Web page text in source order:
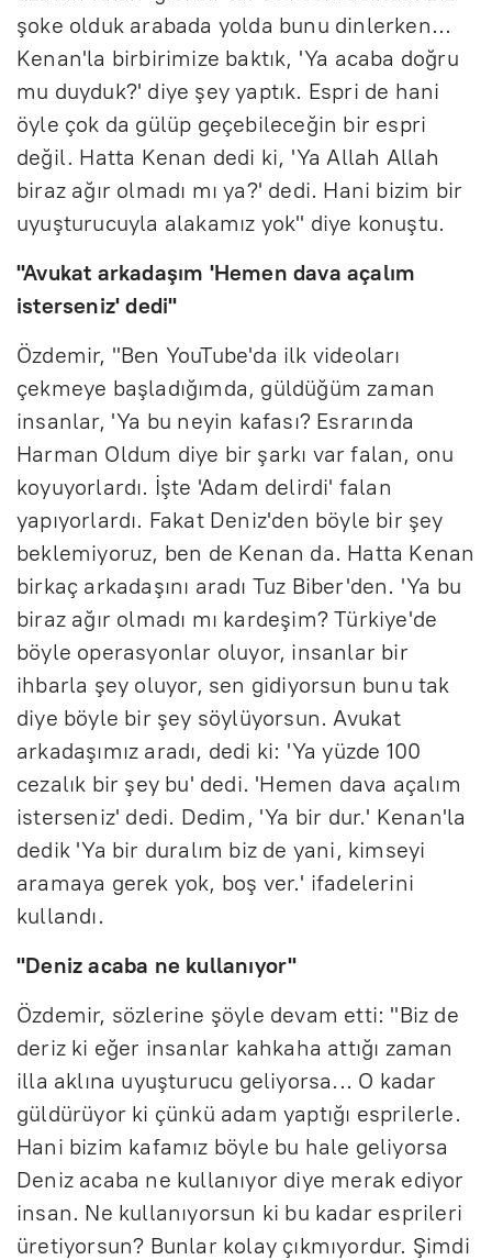
şoke olduk arabada yolda bunu dinlerken...
Kenan'la birbirimize baktık, 'Ya acaba doğru
mu duyduk?' diye şey yaptık. Espri de hani
öyle çok da gülüp geçebileceğin bir espri
değil. Hatta Kenan dedi ki, 'Ya Allah Allah
biraz ağır olmadı mı ya?' dedi. Hani bizim bir
uyuşturucuyla alakamız yok" diye konuştu.
"Avukat arkadaşım 'Hemen dava açalım
isterseniz' dedi"
Özdemir, "Ben YouTube'da ilk videoları
çekmeye başladığımda, güldüğüm zaman
insanlar, 'Ya bu neyin kafası? Esrarında
Harman Oldum diye bir şarkı var falan, onu
koyuyorlardı. İşte 'Adam delirdi' falan
yapıyorlardı. Fakat Deniz'den böyle bir şey
beklemiyoruz, ben de Kenan da. Hatta Kenan
birkaç arkadaşını aradı Tuz Biber'den. 'Ya bu
biraz ağır olmadı mı kardeşim? Türkiye'de
böyle operasyonlar oluyor, insanlar bir
ihbarla şey oluyor, sen gidiyorsun bunu tak
diye böyle bir şey söylüyorsun. Avukat
arkadaşımız aradı, dedi ki: 'Ya yüzde 100
cezalık bir şey bu' dedi. 'Hemen dava açalım
isterseniz' dedi. Dedim, 'Ya bir dur.' Kenan'la
dedik 'Ya bir duralım biz de yani, kimseyi
aramaya gerek yok, boş ver.' ifadelerini
kullandı.
"Deniz acaba ne kullanıyor"
Özdemir, sözlerine şöyle devam etti: "Biz de
deriz ki eğer insanlar kahkaha attığı zaman
illa aklına uyuşturucu geliyorsa... O kadar
güldürüyor ki çünkü adam yaptığı esprilerle.
Hani bizim kafamız böyle bu hale geliyorsa
Deniz acaba ne kullanıyor diye merak ediyor
insan. Ne kullanıyorsun ki bu kadar esprileri
üretiyorsun? Bunlar kolay çıkmıyordur. Şimdi